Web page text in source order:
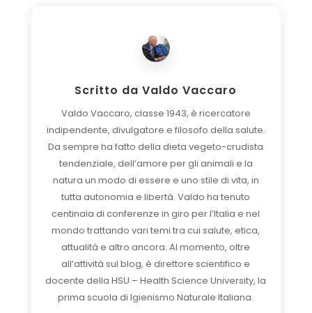
Scritto daValdo Vaccaro
Valdo Vaccaro, classe 1943, è ricercatore
indipendente, divulgatore e filosofo della salute.
Da sempre ha fatto della dieta vegeto-crudista
tendenziale, dell’amore per gli animali e la
natura un modo di essere e uno stile di vita, in
tutta autonomia e libertà. Valdo ha tenuto
centinaia di conferenze in giro per l’Italia e nel
mondo trattando vari temi tra cui salute, etica,
attualità e altro ancora. Al momento, oltre
all’attività sul blog, è direttore scientifico e
docente della HSU – Health Science University, la
prima scuola di Igienismo Naturale Italiana.